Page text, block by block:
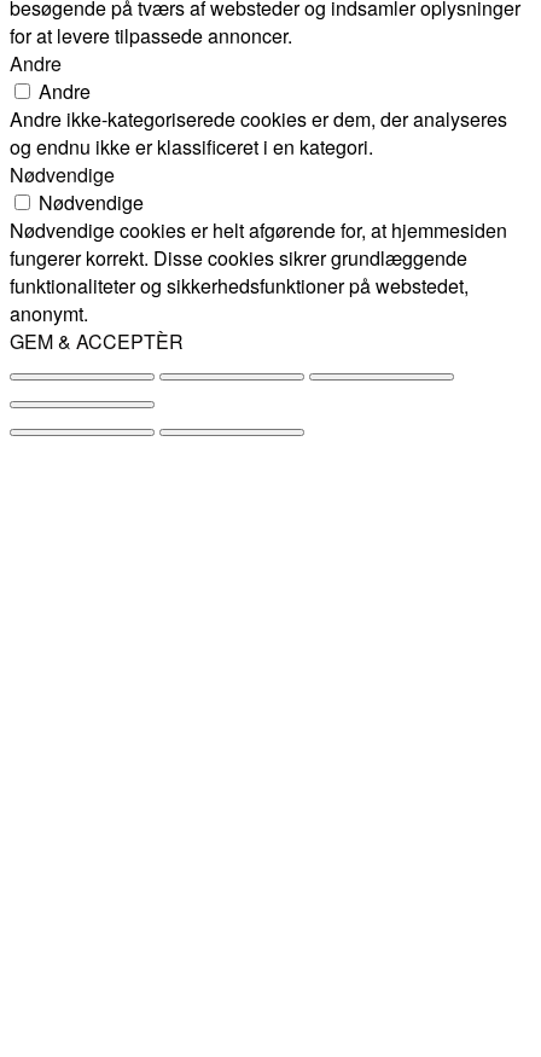
besøgende på tværs af websteder og indsamler oplysninger
for at levere tilpassede annoncer.
Andre
Andre
Andre ikke-kategoriserede cookies er dem, der analyseres
og endnu ikke er klassificeret i en kategori.
Nødvendige
Nødvendige
Nødvendige cookies er helt afgørende for, at hjemmesiden
fungerer korrekt. Disse cookies sikrer grundlæggende
funktionaliteter og sikkerhedsfunktioner på webstedet,
anonymt.
GEM & ACCEPTÈR